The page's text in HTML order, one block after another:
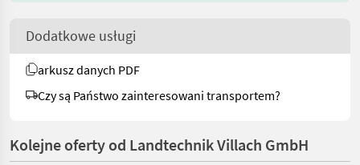
Dodatkowe usługi
arkusz danych PDF
Czy są Państwo zainteresowani transportem?
Kolejne oferty od Landtechnik Villach GmbH